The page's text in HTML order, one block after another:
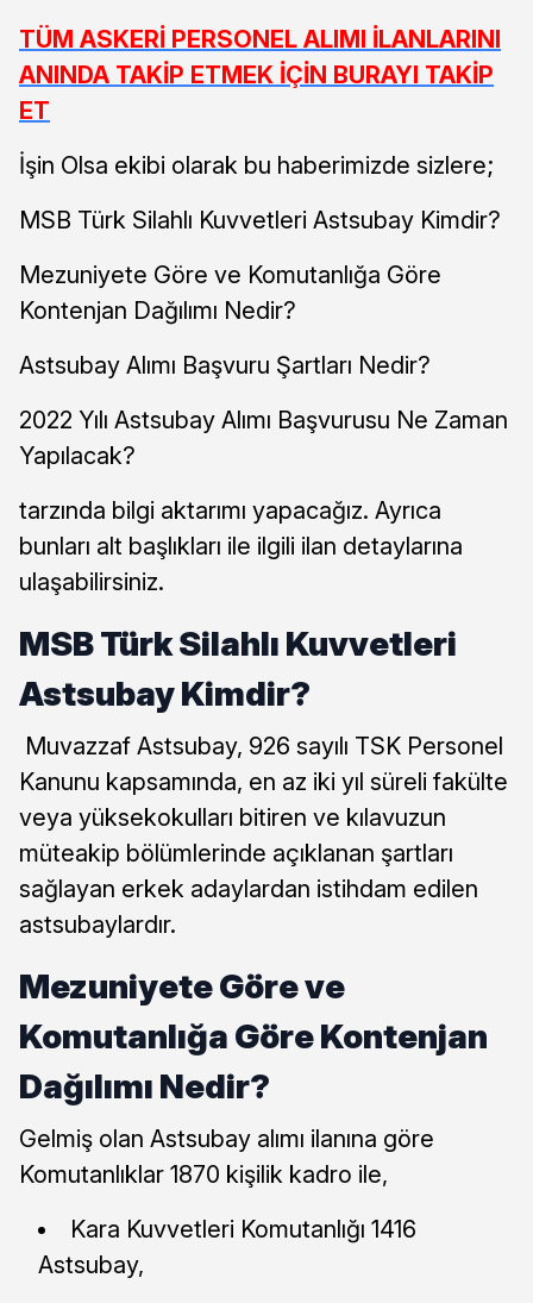
TÜM ASKERİ PERSONEL ALIMI İLANLARINI
ANINDA TAKİP ETMEK İÇİN BURAYI TAKİP
ET
İşin Olsa ekibi olarak bu haberimizde sizlere;
MSB Türk Silahlı Kuvvetleri Astsubay Kimdir?
Mezuniyete Göre ve Komutanlığa Göre
Kontenjan Dağılımı Nedir?
Astsubay Alımı Başvuru Şartları Nedir?
2022 Yılı Astsubay Alımı Başvurusu Ne Zaman
Yapılacak?
tarzında bilgi aktarımı yapacağız. Ayrıca
bunları alt başlıkları ile ilgili ilan detaylarına
ulaşabilirsiniz.
MSB Türk Silahlı Kuvvetleri
Astsubay Kimdir?
Muvazzaf Astsubay, 926 sayılı TSK Personel
Kanunu kapsamında, en az iki yıl süreli fakülte
veya yüksekokulları bitiren ve kılavuzun
müteakip bölümlerinde açıklanan şartları
sağlayan erkek adaylardan istihdam edilen
astsubaylardır.
Mezuniyete Göre ve
Komutanlığa Göre Kontenjan
Dağılımı Nedir?
Gelmiş olan Astsubay alımı ilanına göre
Komutanlıklar 1870 kişilik kadro ile,
Kara Kuvvetleri Komutanlığı 1416
Astsubay,